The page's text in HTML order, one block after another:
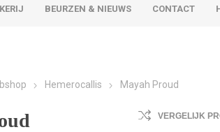
BEURZEN & NIEUWS CONTACT
Hemerocallis Mayah Proud
VERGELIJK